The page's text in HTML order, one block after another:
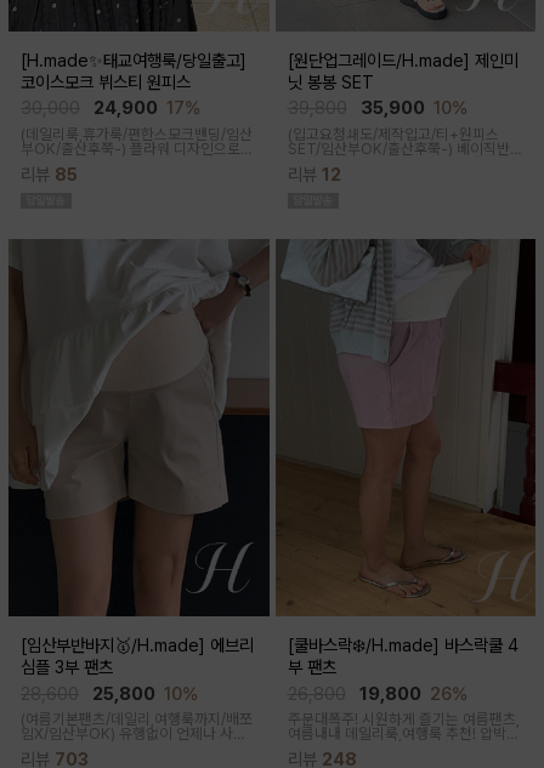
[H.made✨태교여행룩/당일출고]
코이스모크 뷔스티 원피스
24,900 17%
(데일리룩,휴가룩/편한스모크밴딩/임산
부OK/출산후쭉-) 플라워 디자인으로
여성스러워 소장욕구를 업시켜주는 뷔
스티에 원피스랍니다
리뷰 85
[원단업그레이드/H.made] 제인미
닛 봉봉 SET
35,900 10%
(입고요청쇄도/제작입고/티+원피스
SET/임산부OK/출산후쭉-) 베이직반팔
과 나시 원피스 세트 구성으로 가성비세
트로 탄탄한 코튼원단으로 부드럽고 내
리뷰 12
[임산부반바지🥇/H.made] 에브리
심플 3부 팬츠
25,800 10%
(여름기본팬츠/데일리,여행룩까지/배쪼
임X/임산부OK) 유행없이 언제나 사랑
받는 BASIC! 심플하고 베이직한 디자
인이라유행 걱정 없이 매 시즌마다꺼내
리뷰 703
[쿨바스락❄️/H.made] 바스락쿨 4
부 팬츠
19,800 26%
주문대폭주! 시원하게 즐기는 여름팬츠,
여름내내 데일리룩,여행룩 추천! 압박없
이 편안한 임부복대, 캐쥬얼한 무드의 편
안한 팬츠에요!바스락거리는 매끈한 원
리뷰 248